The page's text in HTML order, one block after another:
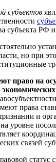
субъектов
субъекта РФ
но при
право на
права
и
уровне
связей
статус